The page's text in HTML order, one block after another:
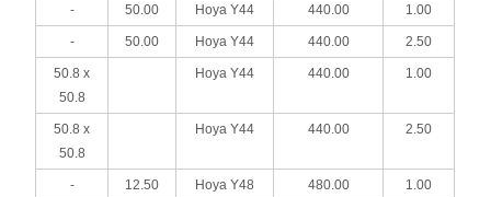
- 50.00 Hoya Y44 440.00 1.00
- 50.00 Hoya Y44 440.00 2.50
50.8 x
50.8
Hoya Y44 440.00 1.00
50.8 x
50.8
Hoya Y44 440.00 2.50
- 12.50 Hoya Y48 480.00 1.00